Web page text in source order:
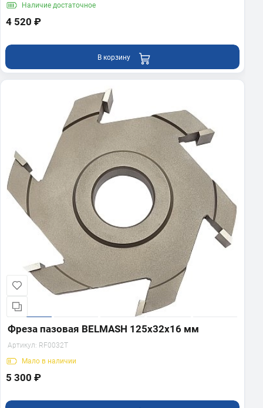
Наличие достаточное
4 520 ₽
В корзину
Фреза пазовая BELMASH 125х32х16 мм
Артикул: RF0032T
Мало в наличии
5 300 ₽